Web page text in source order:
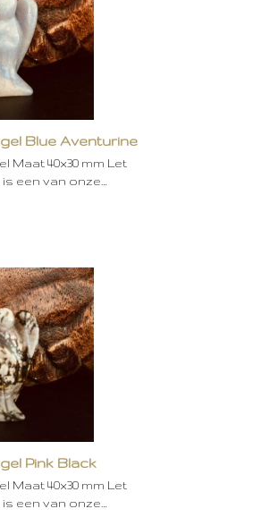
Blue Aventurine
Maat 40x30 mm Let
een van onze…
Pink Black
Maat 40x30 mm Let
een van onze…